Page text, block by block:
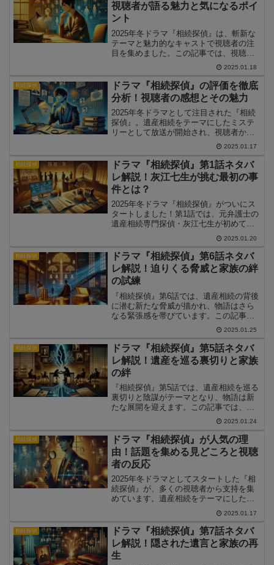
視聴者が語る魅力と気になるポイ
ント
2025年冬ドラマ『相続探偵』は、斬新な
テーマと魅力的なキャストで視聴者の注
目を集めました。この記事では、視聴者
の感想をもとに『相続探偵』の魅力と気
2025.01.18
相続探偵
ドラマ『相続探偵』の評価を徹底
分析！視聴者の感想とその魅力
2025年冬ドラマとして注目された『相続
探偵』。遺産相続をテーマにしたミステ
リーとして放送が開始され、視聴者から
多くの感想が寄せられています。この記
事では、視聴者から寄せられた評価を詳
しく分析し、『相続探偵』の魅力や課題
について掘り下げます。
2025.01.17
相続探偵
ドラマ『相続探偵』第1話ネタバ
レ解説！灰江七生が挑む最初の事
件とは？
2025年冬ドラマ『相続探偵』がついにス
タートしました！第1話では、元弁護士の
遺産相続専門探偵・灰江七生が初めての
事件に挑む姿が描かれ、視聴者に強いイ
ンパクトを与えました。この記事では、
第1話のあらすじや事件の詳細、そしてド
ラマの見どころをネタバレ解説付きでご
紹介します。
2025.01.20
相続探偵
ドラマ『相続探偵』第6話ネタバ
レ解説！迫りくる脅威と家族の絆
の試練
『相続探偵』第6話では、遺産相続の背後
に潜む新たな脅威が描かれ、物語はさら
なる緊張感を帯びています。この記事で
は、第6話のあらすじや事件解決の鍵、そ
して注目ポイントをネタバレ解説付きで
ご紹介します。
2025.01.25
相続探偵
ドラマ『相続探偵』第5話ネタバ
レ解説！遺産を巡る裏切りと家族
の絆
『相続探偵』第5話では、遺産相続を巡る
裏切りと陰謀がテーマとなり、物語は新
たな展開を迎えます。この記事では、第5
話のあらすじや事件解決の鍵、そして注
目のポイントをネタバレ解説でご紹介し
ます。
2025.01.24
相続探偵
ドラマ『相続探偵』が人気の理
由！話題を集める見どころと視聴
者の反応
2025年冬ドラマとしてスタートした『相
続探偵』が、多くの視聴者から支持を集
めています。遺産相続をテーマにしたユ
ニークな設定や豪華キャスト陣の演技が
話題を呼び、SNSでも注目されていま
す。この記事では、ドラマ『相続探偵』
が人気を集めている理...
2025.01.17
相続探偵
ドラマ『相続探偵』第7話ネタバ
レ解説！隠された遺言と家族の再
生